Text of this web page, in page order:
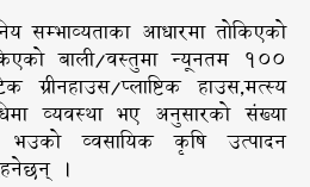
सम्भाव्यताका आधारमा तोकिएको
बाली/वस्तुमा न्यूनतम १००
ग्रीनहाउस/प्लाष्टिक हाउस,मत्स्य
व्यवस्था भए अनुसारको संख्या
भउको व्वसायिक कृषि उत्पादन
।